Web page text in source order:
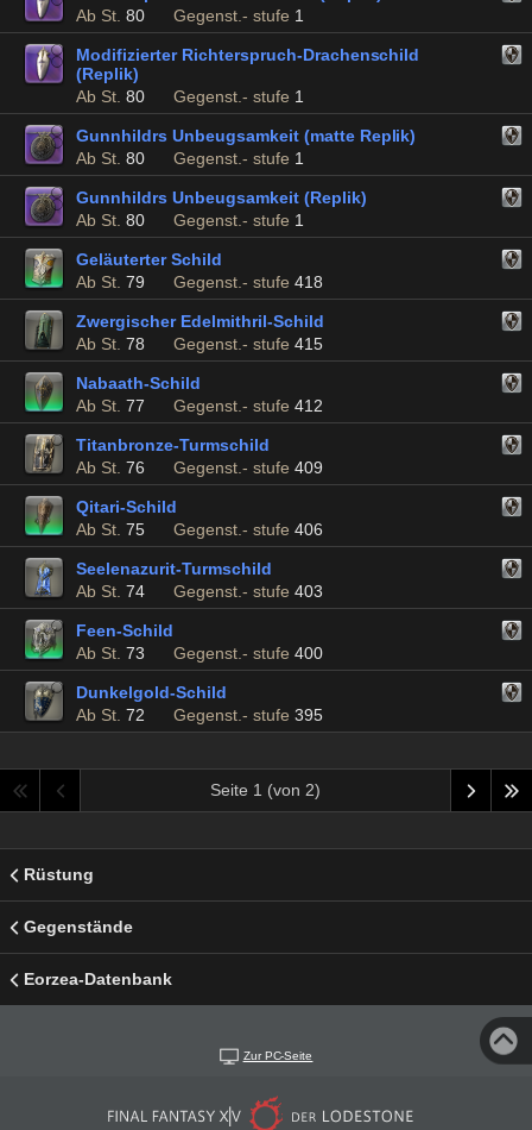
Ab St. 80 Gegenst.- stufe 1
Modifizierter Richterspruch-Drachenschild
(Replik)
Ab St. 80 Gegenst.- stufe 1
Gunnhildrs Unbeugsamkeit (matte Replik)
Ab St. 80 Gegenst.- stufe 1
Gunnhildrs Unbeugsamkeit (Replik)
Ab St. 80 Gegenst.- stufe 1
Geläuterter Schild
Ab St. 79 Gegenst.- stufe 418
Zwergischer Edelmithril-Schild
Ab St. 78 Gegenst.- stufe 415
Nabaath-Schild
Ab St. 77 Gegenst.- stufe 412
Titanbronze-Turmschild
Ab St. 76 Gegenst.- stufe 409
Qitari-Schild
Ab St. 75 Gegenst.- stufe 406
Seelenazurit-Turmschild
Ab St. 74 Gegenst.- stufe 403
Feen-Schild
Ab St. 73 Gegenst.- stufe 400
Dunkelgold-Schild
Ab St. 72 Gegenst.- stufe 395
Seite 1 (von 2)
Rüstung
Gegenstände
Eorzea-Datenbank
Zur PC-Seite